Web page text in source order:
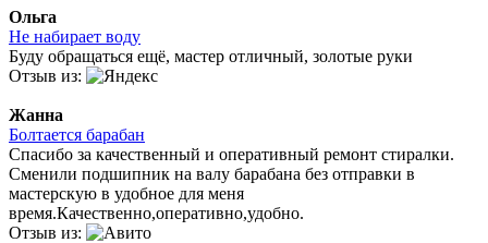
Ольга
Не набирает воду
Буду обращаться ещё, мастер отличный, золотые руки
Отзыв из:
Жанна
Болтается барабан
Спасибо за качественный и оперативный ремонт стиралки.
Сменили подшипник на валу барабана без отправки в
мастерскую в удобное для меня
время.Качественно,оперативно,удобно.
Отзыв из: